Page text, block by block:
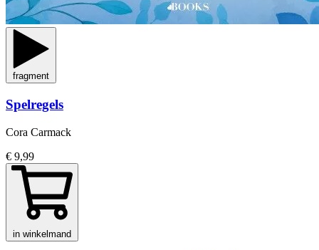
fragment
Spelregels
Cora Carmack
€ 9,99
in winkelmand